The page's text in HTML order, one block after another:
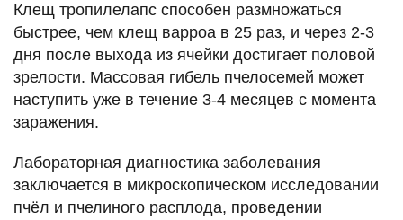
Клещ тропилелапс способен размножаться
быстрее, чем клещ варроа в 25 раз, и через 2-3
дня после выхода из ячейки достигает половой
зрелости. Массовая гибель пчелосемей может
наступить уже в течение 3-4 месяцев с момента
заражения.
Лабораторная диагностика заболевания
заключается в микроскопическом исследовании
пчёл и пчелиного расплода, проведении